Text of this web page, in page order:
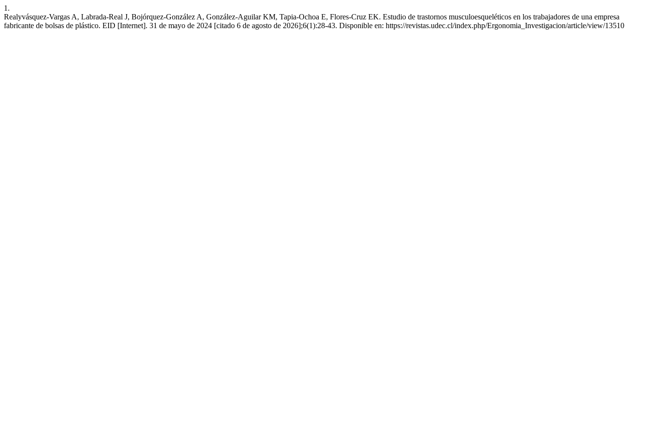
1.
Realyvásquez-Vargas A, Labrada-Real J, Bojórquez-González A, González-Aguilar KM, Tapia-Ochoa E, Flores-Cruz EK. Estudio de trastornos musculoesqueléticos en los trabajadores de una empresa
fabricante de bolsas de plástico. EID [Internet]. 31 de mayo de 2024 [citado 6 de agosto de 2026];6(1):28-43. Disponible en: https://revistas.udec.cl/index.php/Ergonomia_Investigacion/article/view/13510